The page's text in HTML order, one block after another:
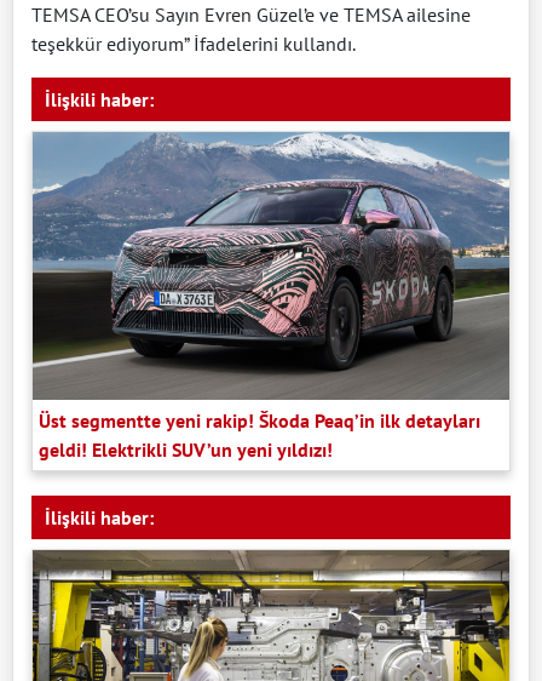
TEMSA CEO’su Sayın Evren Güzel’e ve TEMSA ailesine
teşekkür ediyorum” İfadelerini kullandı.
İlişkili haber:
Üst segmentte yeni rakip! Škoda Peaq’in ilk detayları
geldi! Elektrikli SUV’un yeni yıldızı!
İlişkili haber: